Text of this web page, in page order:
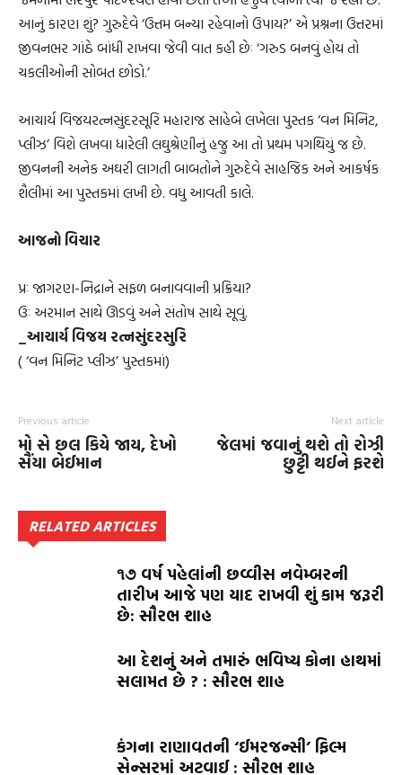
આનું કારણ શું? ગુરુદેવે ‘ઉત્તમ બન્યા રહેવાનો ઉપાય?’ એ પ્રશ્નના ઉત્તરમાં
જીવનભર ગાંઠે બાંધી રાખવા જેવી વાત કહી છેઃ ‘ગરુડ બનવું હોય તો
ચકલીઓની સોબત છોડો.’
આચાર્ય વિજયરત્નસુંદરસૂરિ મહારાજ સાહેબે લખેલા પુસ્તક ‘વન મિનિટ,
પ્લીઝ’ વિશે લખવા ધારેલી લઘુશ્રેણીનું હજુ આ તો પ્રથમ પગથિયું જ છે.
જીવનની અનેક અઘરી લાગતી બાબતોને ગુરુદેવે સાહજિક અને આકર્ષક
શૈલીમાં આ પુસ્તકમાં લખી છે. વધુ આવતી કાલે.
આજનો વિચાર
પ્રઃ જાગરણ-નિદ્રાને સફળ બનાવવાની પ્રક્રિયા?
ઉઃ અરમાન સાથે ઊડવું અને સંતોષ સાથે સૂવું.
_આચાર્ય વિજય રત્નસુંદરસુરિ
( ‘વન મિનિટ પ્લીઝ’ પુસ્તકમાં)
Previous article
મો સે છલ કિયે જાય, દેખો
સૈંયા બેઈમાન
Next article
જેલમાં જવાનું થશે તો રોઝી
છુટ્ટી થઈને ફરશે
RELATED ARTICLES
૧૭ વર્ષ પહેલાંની છવ્વીસ નવેમ્બરની
તારીખ આજે પણ યાદ રાખવી શું કામ જરૂરી
છે: સૌરભ શાહ
આ દેશનું અને તમારું ભવિષ્ય કોના હાથમાં
સલામત છે ? : સૌરભ શાહ
કંગના રાણાવતની ‘ઈમરજન્સી’ ફિલ્મ
સેન્સરમાં અટવાઈ : સૌરભ શાહ